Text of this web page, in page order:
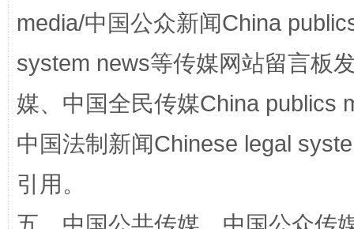
国家大学科技园优化重塑工作
media/中国公众新闻China
system news等传媒网站留言板
媒、中国全民传媒China publics
中国法制新闻Chinese legal
引用。